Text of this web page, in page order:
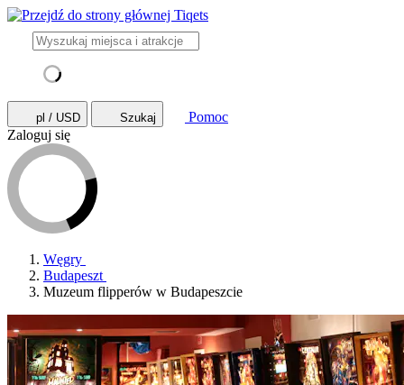
pl / USD Szukaj
Pomoc
Zaloguj się
Węgry
Budapeszt
Muzeum flipperów w Budapeszcie